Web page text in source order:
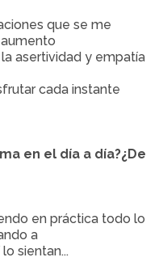
que se me
asertividad y empatía
cada instante
en el día a día?¿De
en práctica todo lo
a
sientan...